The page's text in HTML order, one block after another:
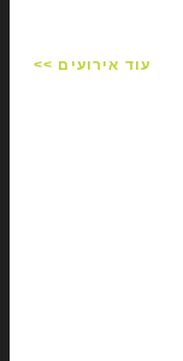
עוד אירועים >>